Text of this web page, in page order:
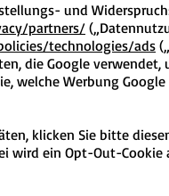
und
partners/
technologies/ads
die Google verwendet,
welche Werbung
klicken Sie bitte
wird ein Opt-Out-Cookie